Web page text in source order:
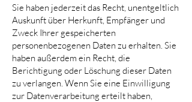
Sie haben jederzeit das Recht, unentgeltlich
Auskunft über Herkunft, Empfänger und
Zweck Ihrer gespeicherten
personenbezogenen Daten zu erhalten. Sie
haben außerdem ein Recht, die
Berichtigung oder Löschung dieser Daten
zu verlangen. Wenn Sie eine Einwilligung
zur Datenverarbeitung erteilt haben,